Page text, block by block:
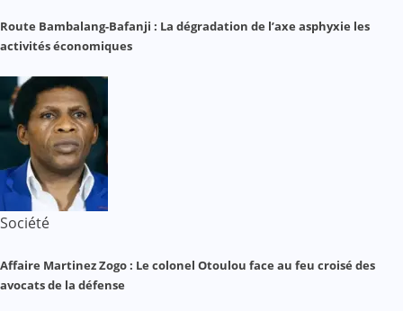
Route Bambalang-Bafanji : La dégradation de l’axe asphyxie les
activités économiques
Société
Affaire Martinez Zogo : Le colonel Otoulou face au feu croisé des
avocats de la défense